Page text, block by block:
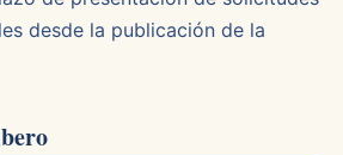
desde la publicación de la